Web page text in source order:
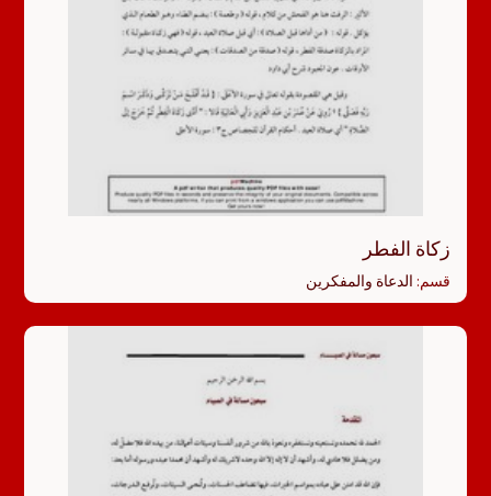
زكاة الفطر
قسم: الدعاة والمفكرين